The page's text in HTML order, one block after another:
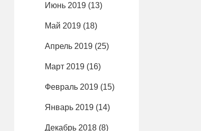
Июнь 2019 (13)
Май 2019 (18)
Апрель 2019 (25)
Март 2019 (16)
Февраль 2019 (15)
Январь 2019 (14)
Декабрь 2018 (8)